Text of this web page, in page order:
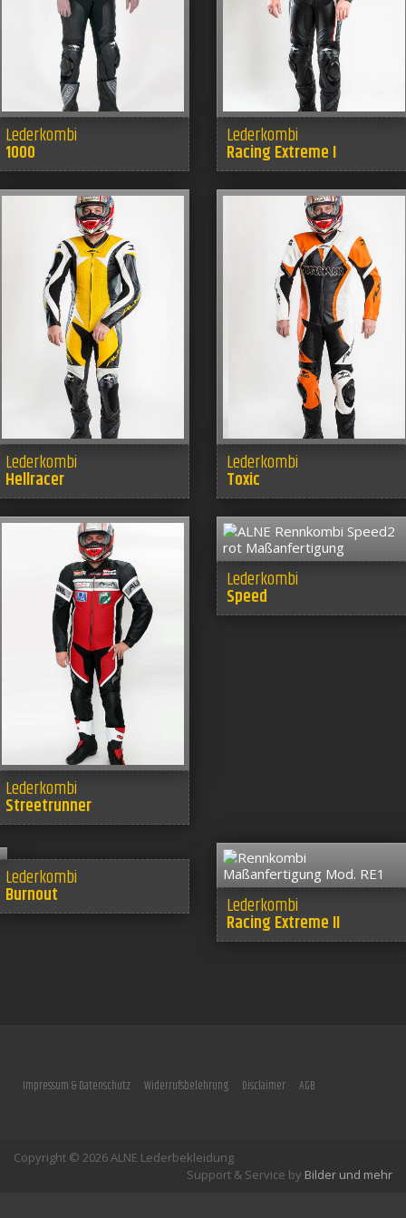
Lederkombi
1000
Lederkombi
Racing Extreme I
Lederkombi
Hellracer
Lederkombi
Toxic
Lederkombi
Streetrunner
Lederkombi
Speed
Lederkombi
Burnout Lederkombi
Racing Extreme II
Impressum & Datenschutz Widerrufsbelehrung Disclaimer AGB
Copyright © 2026 ALNE Lederbekleidung
Support & Service by Bilder und mehr